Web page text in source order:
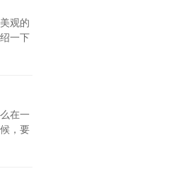
观的
一下
在一
，要